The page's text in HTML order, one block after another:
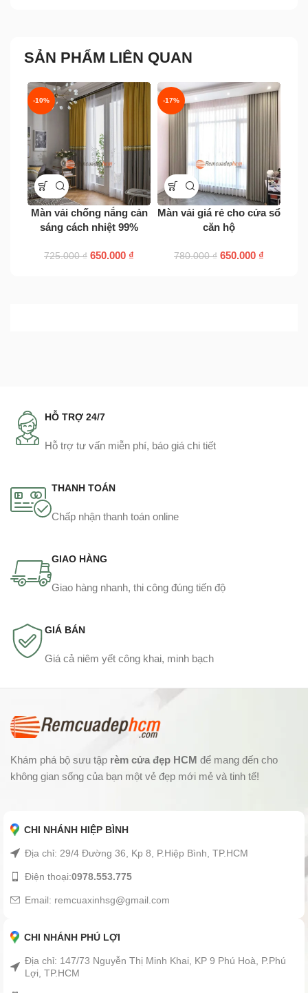
SẢN PHẨM LIÊN QUAN
-10%
Màn vải chống nắng cản
sáng cách nhiệt 99%
725.000₫ 650.000 ₫
-17%
Màn vải giá rẻ cho cửa sổ
căn hộ
780.000₫ 650.000 ₫
HỖ TRỢ 24/7
Hỗ trợ tư vấn miễn phí, báo giá chi tiết
THANH TOÁN
Chấp nhận thanh toán online
GIAO HÀNG
Giao hàng nhanh, thi công đúng tiến độ
GIÁ BÁN
Giá cả niêm yết công khai, minh bạch
Khám phá bộ sưu tập rèm cửa đẹp HCM để mang đến cho
không gian sống của bạn một vẻ đẹp mới mẻ và tinh tế!
CHI NHÁNH HIỆP BÌNH
Địa chỉ: 29/4 Đường 36, Kp 8, P.Hiệp Bình, TP.HCM
Điện thoại:0978.553.775
Email: remcuaxinhsg@gmail.com
CHI NHÁNH PHÚ LỢI
Địa chỉ: 147/73 Nguyễn Thị Minh Khai, KP 9 Phú Hoà, P.Phú
Lợi, TP.HCM